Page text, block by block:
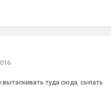
вытаскивать туда сюда, сыпать